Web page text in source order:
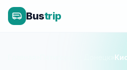
Bustrip